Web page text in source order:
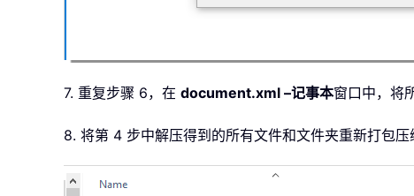
7. 重复步骤 6，在 document.xml –记事本窗口中，将
8. 将第 4 步中解压得到的所有文件和文件夹重新打包